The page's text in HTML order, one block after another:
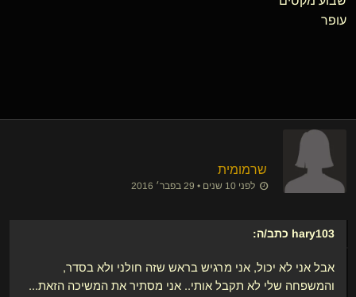
עופר
שרמומית
לפני 10 שנים • 29 בפבר׳ 2016
hary103 כתב/ה:
אבל אני לא יכול, אני מרגיש בראש שזה חולני ולא בסדר,
והמשפחה שלי לא תקבל אותי.. אני מסתיר את המשיכה הזאת...